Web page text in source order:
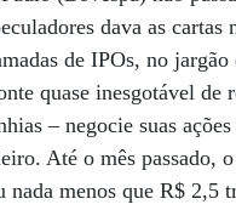
dava as
de IPOs, no
quase inesgotável de
– negocie suas
Até o mês passado,
nada menos que R$ 2,5